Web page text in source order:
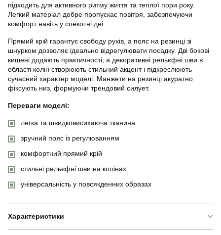
підходить для активного ритму життя та теплої пори року.
Легкий матеріал добре пропускає повітря, забезпечуючи
комфорт навіть у спекотні дні.
Прямий крій гарантує свободу рухів, а пояс на резинці зі
шнурком дозволяє ідеально відрегулювати посадку. Дві бокові
кишені додають практичності, а декоративні рельєфні шви в
області колін створюють стильний акцент і підкреслюють
сучасний характер моделі. Манжети на резинці акуратно
фіксують низ, формуючи трендовий силует.
Переваги моделі:
легка та швидковисихаюча тканина
зручний пояс із регулюванням
комфортний прямий крій
стильні рельєфні шви на колінах
універсальність у повсякденних образах
Характеристики